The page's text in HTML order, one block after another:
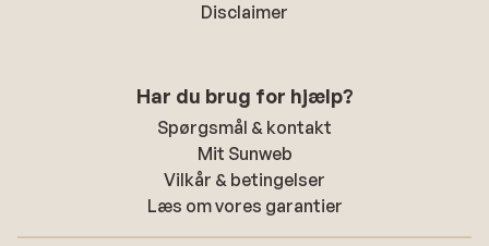
Disclaimer
Har du brug for hjælp?
Spørgsmål & kontakt
Mit Sunweb
Vilkår & betingelser
Læs om vores garantier